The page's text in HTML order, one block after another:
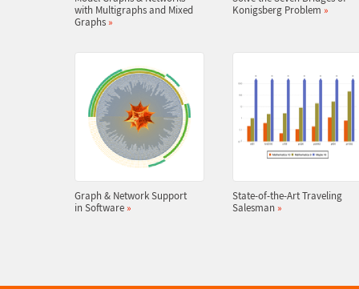
with Multigraphs and Mixed
Graphs »
Konigsberg Problem »
Graph & Network Support
in Software »
State-of-the-Art Traveling
Salesman »